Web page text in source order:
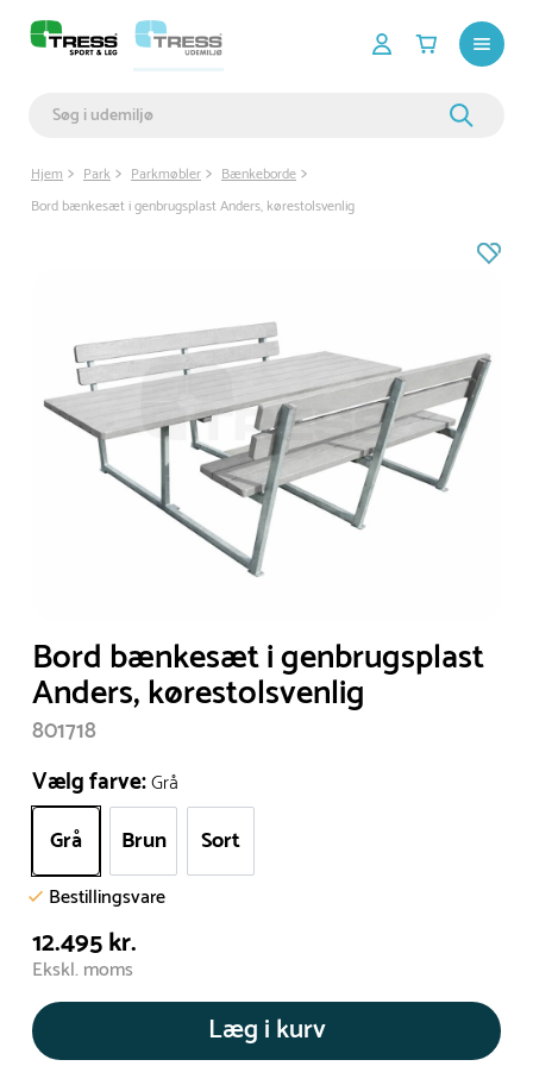
Hjem Park Parkmøbler
Bænkeborde
Bord bænkesæt i genbrugsplast Anders, kørestolsvenlig
Bord bænkesæt i genbrugsplast
Anders, kørestolsvenlig
801718
Vælg farve:Grå
Grå Brun Sort
Bestillingsvare
12.495 kr.
Ekskl. moms
Læg i kurv